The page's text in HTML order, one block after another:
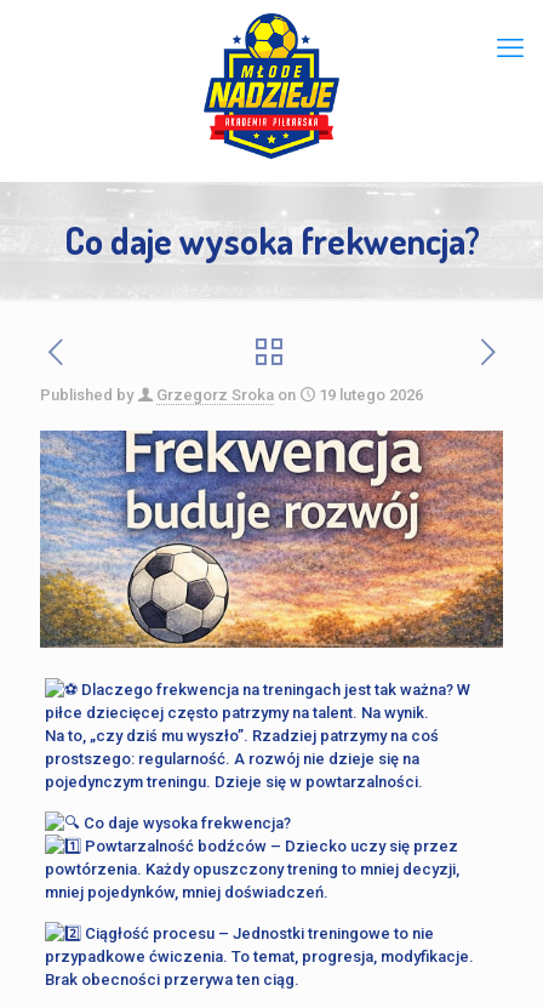
Co daje wysoka frekwencja?
Published by Grzegorz Sroka on 19 lutego 2026
Dlaczego frekwencja na treningach jest tak ważna? W
piłce dziecięcej często patrzymy na talent. Na wynik.
Na to, „czy dziś mu wyszło”. Rzadziej patrzymy na coś
prostszego: regularność. A rozwój nie dzieje się na
pojedynczym treningu. Dzieje się w powtarzalności.
Co daje wysoka frekwencja?
Powtarzalność bodźców – Dziecko uczy się przez
powtórzenia. Każdy opuszczony trening to mniej decyzji,
mniej pojedynków, mniej doświadczeń.
Ciągłość procesu – Jednostki treningowe to nie
przypadkowe ćwiczenia. To temat, progresja, modyfikacje.
Brak obecności przerywa ten ciąg.